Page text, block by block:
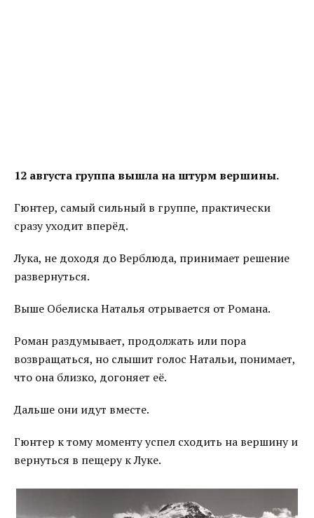
12 августа группа вышла на штурм вершины.
Гюнтер, самый сильный в группе, практически
сразу уходит вперёд.
Лука, не доходя до Верблюда, принимает решение
развернуться.
Выше Обелиска Наталья отрывается от Романа.
Роман раздумывает, продолжать или пора
возвращаться, но слышит голос Натальи, понимает,
что она близко, догоняет её.
Дальше они идут вместе.
Гюнтер к тому моменту успел сходить на вершину и
вернуться в пещеру к Луке.